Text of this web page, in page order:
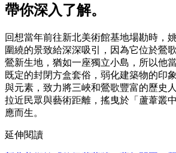
帶你深入了解。
回想當年前往新北美術館基地場勘時，
圍繞的景致給深深吸引，因為它位於鶯
鶯新生地，猶如一座獨立小島，所以他
既定的封閉方盒套俗，弱化建築物的印
與元素，致力將三峽和鶯歌豐富的歷史
拉近民眾與藝術距離，搖曳於「蘆葦叢
應而生。
延伸閱讀